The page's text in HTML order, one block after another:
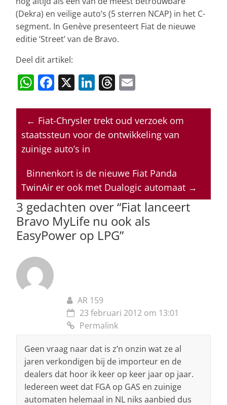
(Dekra) en veilige auto’s (5 sterren NCAP) in het C-
segment. In Genève presenteert Fiat de nieuwe
editie ‘Street’ van de Bravo.
Deel dit artikel:
W
at
s
A
p
F
c
e
b
o
k
X Li
k
e
T
re
a
ai
l
← Fiat-Chrysler trekt oud verzoek om
staatssteun voor de ontwikkeling van
zuinige auto’s in
Binnenkort is de nieuwe Fiat Panda
TwinAir er ook met Dualogic automaat →
3 gedachten over “Fiat lanceert
Bravo MyLife nu ook als
EasyPower op LPG”
AR 159
23 februari 2012 om 13:01
Permalink
Geen vraag naar dat is z’n onzin wat ze al
jaren verkondigen bij de importeur en de
dealers dat hoor ik keer op keer jaar op jaar.
Iedereen weet dat FGA op GAS en zuinige
automaten helemaal in NL niks aanbied dus